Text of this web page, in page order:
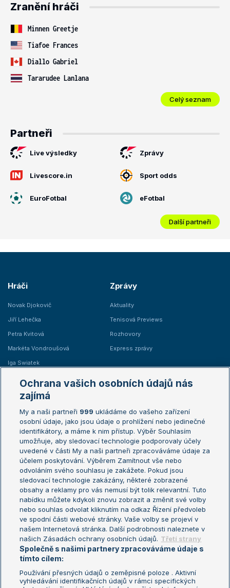
Zranění hráči
Minnen Greetje
Tiafoe Frances
Diallo Gabriel
Tararudee Lanlana
Celý seznam
Partneři
Live výsledky Zprávy
Livescore.in Sport odds
EuroFotbal eFotbal
Další partneři
Hráči
Novak Djokovič
Jiří Lehečka
Petra Kvitová
Markéta Vondroušová
Iga Swiatek
Zprávy
Aktuality
Tenisová Previews
Rozhovory
Express zprávy
Žebříčky
Žebříček ATP (muži)
Žebříček WTA (ženy)
Sázkařský žebříček
Australian Open
French Open
Wimbledon
US Open
Turnaj mistrů
Turnaj mistryň
Aktualní trendy
Fotbalové přestupy
Livesport Daily
LS Prague Open
Ochrana vašich osobních údajů nás
zajímá
My a naši partneři 999 ukládáme do vašeho zařízení
osobní údaje, jako jsou údaje o prohlížení nebo jedinečné
identifikátory, a máme k nim přístup. Výběr Souhlasím
umožňuje, aby sledovací technologie podporovaly účely
uvedené v části My a naši partneři zpracováváme údaje za
účelem poskytování. Výběrem Zamítnout vše nebo
odvoláním svého souhlasu je zakážete. Pokud jsou
sledovací technologie zakázány, některé zobrazené
obsahy a reklamy pro vás nemusí být tolik relevantní. Tuto
nabídku můžete kdykoli znovu zobrazit a změnit své volby
nebo souhlas odvolat kliknutím na odkaz Řízení předvoleb
ve spodní části webové stránky. Vaše volby se projeví v
našem Internetová stránka. Další podrobnosti naleznete v
našich Zásadách ochrany osobních údajů. Třetí strany
Společně s našimi partnery zpracováváme údaje s
tímto cílem:
Používání přesných údajů o zeměpisné poloze . Aktivní
vyhledávání identifikačních údajů v rámci specifických